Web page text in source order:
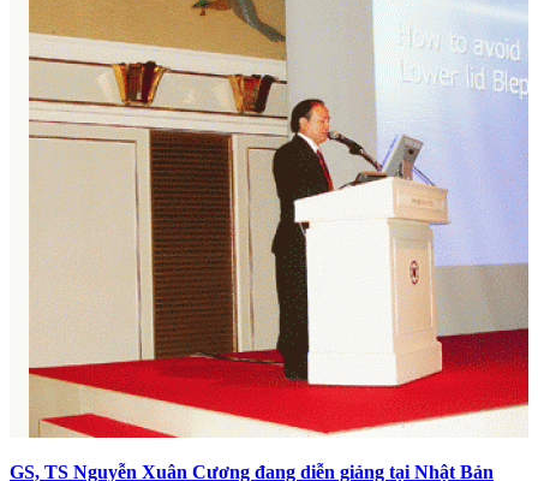
GS, TS Nguyễn Xuân Cương đang diễn giảng tại Nhật Bản